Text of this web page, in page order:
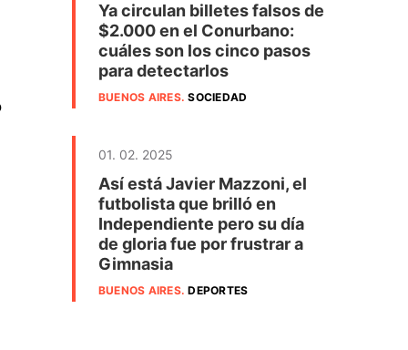
Ya circulan billetes falsos de
$2.000 en el Conurbano:
cuáles son los cinco pasos
para detectarlos
BUENOS AIRES.SOCIEDAD
01. 02. 2025
Así está Javier Mazzoni, el
futbolista que brilló en
Independiente pero su día
de gloria fue por frustrar a
Gimnasia
BUENOS AIRES.DEPORTES